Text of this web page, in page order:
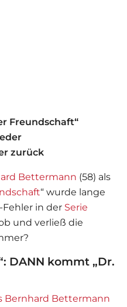
Freundschaft“
zurück
Bettermann (58) als
“ wurde lange
in der Serie
und verließ die
DANN kommt „Dr.
Bernhard Bettermann